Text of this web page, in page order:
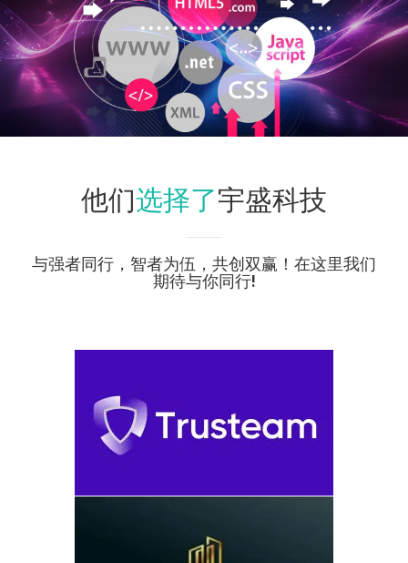
他们选择了宇盛科技
与强者同行，智者为伍，共创双赢！在这里我们
期待与你同行!